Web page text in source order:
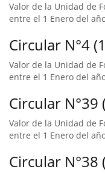
Valor de la Unidad de
entre el 1 Enero del
Circular N°4
Valor de la Unidad de
entre el 1 Enero del
Circular
Valor de la Unidad de
entre el 1 Enero del
Circular